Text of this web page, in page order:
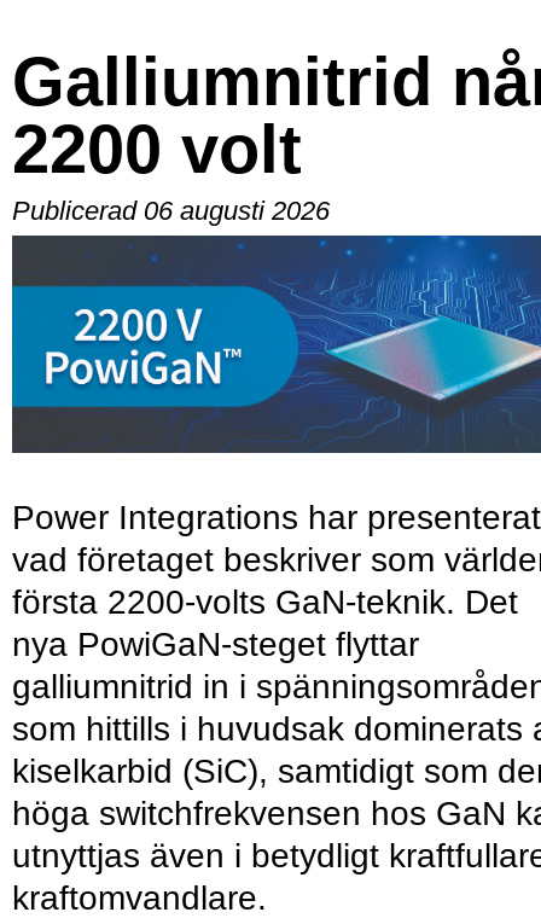
Galliumnitrid
2200 volt
Publicerad 06 augusti 2026
Power Integrations har presenterat
vad företaget beskriver som
första 2200-volts GaN-teknik. Det
nya PowiGaN-steget flyttar
galliumnitrid in i
som hittills i huvudsak dominerats
kiselkarbid (SiC), samtidigt som
höga switchfrekvensen hos GaN
utnyttjas även i betydligt
kraftomvandlare.